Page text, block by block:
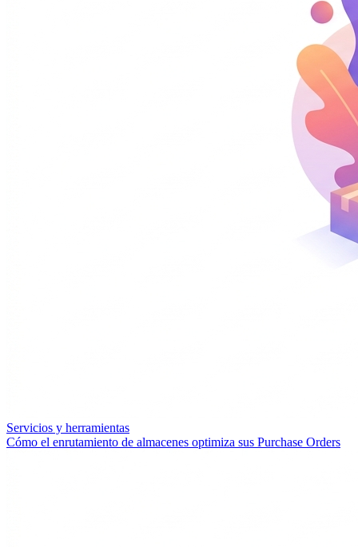
Servicios y herramientas
Cómo el enrutamiento de almacenes optimiza sus Purchase Orders